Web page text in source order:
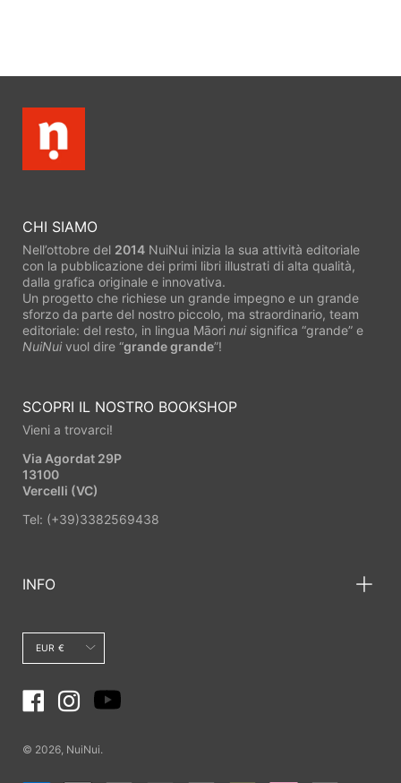
CHI SIAMO
Nell’ottobre del 2014 NuiNui inizia la sua attività editoriale
con la pubblicazione dei primi libri illustrati di alta qualità,
dalla grafica originale e innovativa.
Un progetto che richiese un grande impegno e un grande
sforzo da parte del nostro piccolo, ma straordinario, team
editoriale: del resto, in lingua Māori nuisignifica “grande” e
NuiNuivuol dire “grande grande”!
SCOPRI IL NOSTRO BOOKSHOP
Vieni a trovarci!
Via Agordat 29P
13100
Vercelli (VC)
Tel: (+39)3382569438
INFO
Valuta
EUR €
© 2026, NuiNui.